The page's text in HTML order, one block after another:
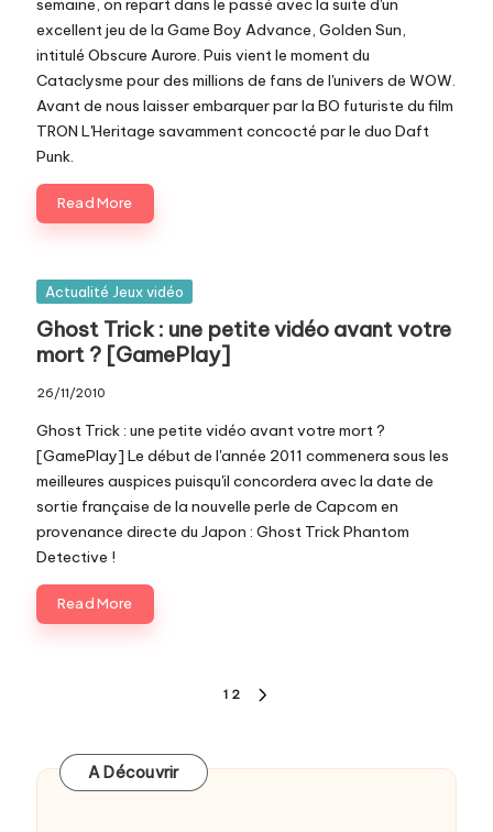
semaine, on repart dans le passé avec la suite d'un
excellent jeu de la Game Boy Advance, Golden Sun,
intitulé Obscure Aurore. Puis vient le moment du
Cataclysme pour des millions de fans de l'univers de WOW.
Avant de nous laisser embarquer par la BO futuriste du film
TRON L'Heritage savamment concocté par le duo Daft
Punk.
Read More
Posted
Actualité Jeux vidéo
Ghost Trick : une petite vidéo avant votre
mort ? [GamePlay]
26/11/2010
Ghost Trick : une petite vidéo avant votre mort ?
[GamePlay] Le début de l'année 2011 commenera sous les
meilleures auspices puisqu'il concordera avec la date de
sortie française de la nouvelle perle de Capcom en
provenance directe du Japon : Ghost Trick Phantom
Detective !
Read More
publications
1 2
A Découvrir